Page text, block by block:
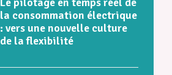
la consommation électrique
: vers une nouvelle culture
de la flexibilité